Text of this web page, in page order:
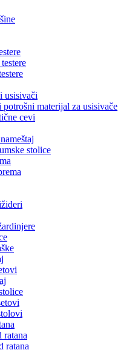
usisivači
potrošni materijal za usisivače
cevi
stolice
ratana
ratana